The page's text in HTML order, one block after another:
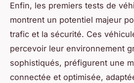
Enfin, les premiers tests de
montrent un potentiel majeur
trafic et la sécurité. Ces
percevoir leur environnement
sophistiqués, préfigurent une
connectée et optimisée,